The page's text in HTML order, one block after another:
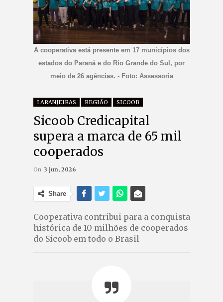
A cooperativa está presente em 17 municípios dos
estados do Paraná e do Rio Grande do Sul, por
meio de 26 agências. - Foto: Assessoria
LARANJEIRAS REGIÃO SICOOB
Sicoob Credicapital
supera a marca de 65 mil
cooperados
On 3 jun, 2026
Share
Cooperativa contribui para a conquista
histórica de 10 milhões de cooperados
do Sicoob em todo o Brasil